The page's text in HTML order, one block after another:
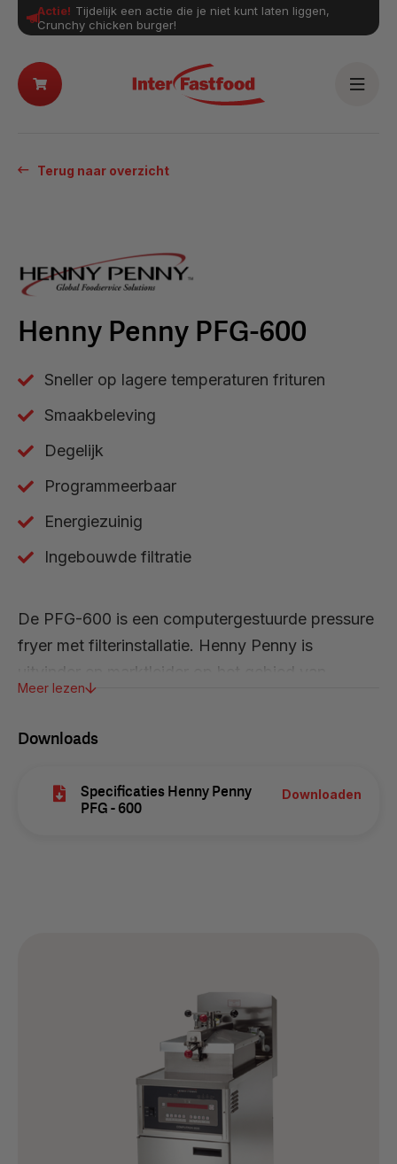
Actie! Tijdelijk een actie die je niet kunt laten liggen,
Crunchy chicken burger!
Terug naar overzicht
Henny Penny PFG-600
Sneller op lagere temperaturen frituren
Smaakbeleving
Degelijk
Programmeerbaar
Energiezuinig
Ingebouwde filtratie
De PFG-600 is een computergestuurde pressure
fryer met filterinstallatie. Henny Penny is
uitvinder en marktleider op het gebied van
hogedruk frituren. Door de unieke vorm van de
sneller en op lagere temperaturen, dit zorgt dan
ook voor de besparing. Tevens zorgt dit ook
voor meer vochtbehoud en minder vetopname.
Oftewel een lekkerder en gezonder eindproduct.
Bovendien is de Henny Penny PFG-600
ontworpen om economisch te zijn in jouw
Meer lezen
Downloads
Specificaties Henny Penny
PFG - 600
Downloaden